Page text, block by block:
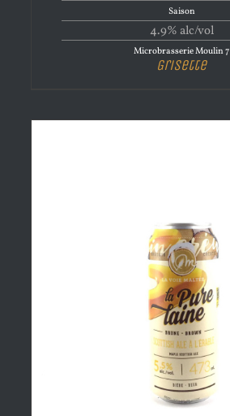
Saison
4.9% alc/vol
Microbrasserie Moulin 7
Grisette